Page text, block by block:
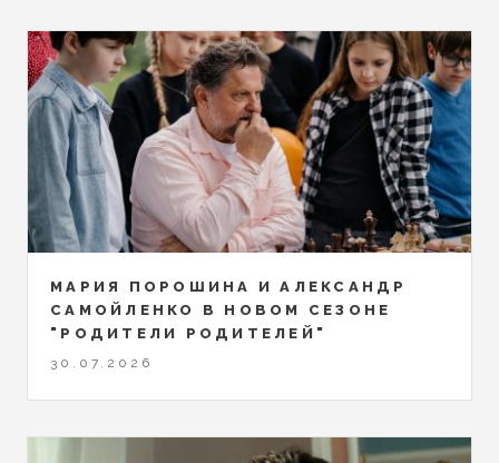
МАРИЯ ПОРОШИНА И АЛЕКСАНДР
САМОЙЛЕНКО В НОВОМ СЕЗОНЕ
"РОДИТЕЛИ РОДИТЕЛЕЙ"
30.07.2026